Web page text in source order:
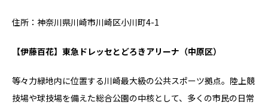
住所：神奈川県川崎市川崎区小川町4-1
【伊藤百花】東急ドレッセとどろきアリーナ（中原区）
等々力緑地内に位置する川崎最大級の公共スポーツ拠点。陸上競
技場や球技場を備えた総合公園の中核として、多くの市民の日常